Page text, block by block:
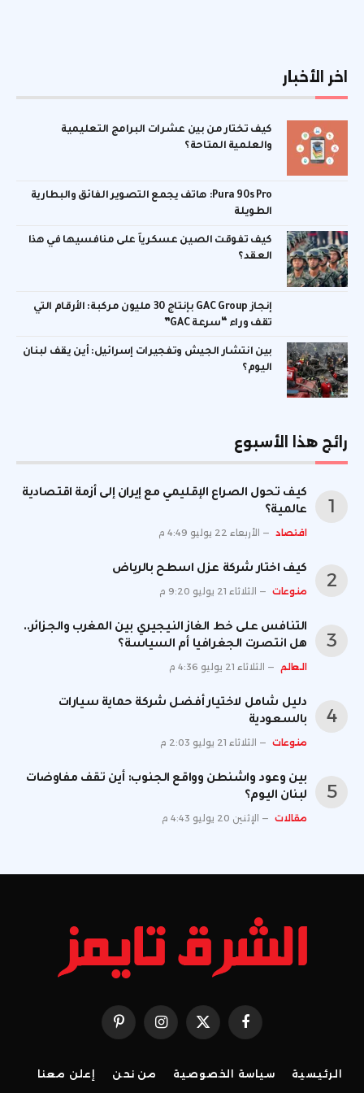
اخر الأخبار
كيف تختار من بين عشرات البرامج التعليمية
والعلمية المتاحة؟
Pura 90s Pro: هاتف يجمع التصوير الفائق والبطارية
الطويلة
كيف تفوقت الصين عسكرياً على منافسيها في هذا
العقد؟
إنجاز GAC Group بإنتاج 30 مليون مركبة: الأرقام التي
تقف وراء “سرعة GAC”
بين انتشار الجيش وتفجيرات إسرائيل: أين يقف لبنان
اليوم؟
رائج هذا الأسبوع
كيف تحول الصراع الإقليمي مع إيران إلى أزمة اقتصادية
عالمية؟
اقتصاد الأربعاء 22 يوليو 4:49 م
كيف اختار شركة عزل اسطح بالرياض
منوعات الثلاثاء 21 يوليو 9:20 م
التنافس على خط الغاز النيجيري بين المغرب والجزائر..
هل انتصرت الجغرافيا أم السياسة؟
العالم الثلاثاء 21 يوليو 4:36 م
دليل شامل لاختيار أفضل شركة حماية سيارات
بالسعودية
منوعات الثلاثاء 21 يوليو 2:03 م
بين وعود واشنطن وواقع الجنوب: أين تقف مفاوضات
لبنان اليوم؟
مقالات الإثنين 20 يوليو 4:43 م
فيسبوك X
(Twitter)
الانستغرامبينتيريست
الرئيسية سياسة الخصوصية من نحن
إعلن معنا